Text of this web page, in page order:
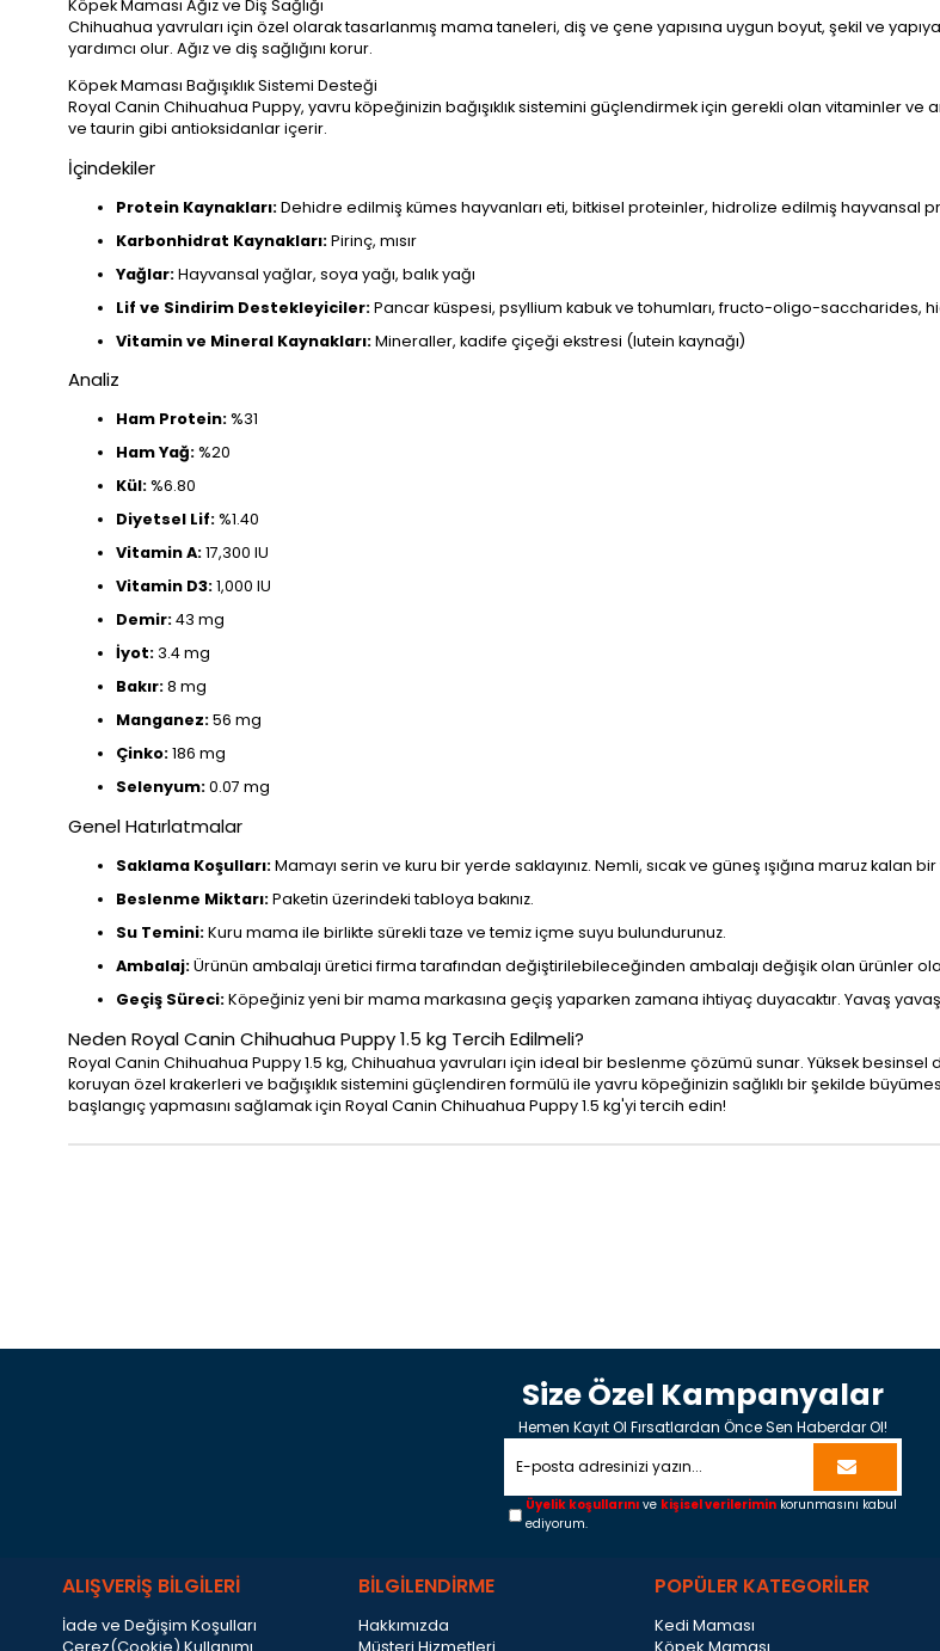
Köpek Maması Ağız ve Diş Sağlığı
Chihuahua yavruları için özel olarak tasarlanmış mama taneleri, diş ve çene yapısına uygun boyut, şekil ve
yardımcı olur. Ağız ve diş sağlığını korur.
Köpek Maması Bağışıklık Sistemi Desteği
Royal Canin Chihuahua Puppy, yavru köpeğinizin bağışıklık sistemini güçlendirmek için gerekli olan vitaminler
ve taurin gibi antioksidanlar içerir.
İçindekiler
Protein Kaynakları:Dehidre edilmiş kümes hayvanları eti, bitkisel proteinler, hidrolize edilmiş hayvansal
Karbonhidrat Kaynakları:Pirinç, mısır
Yağlar:Hayvansal yağlar, soya yağı, balık yağı
Lif ve Sindirim Destekleyiciler:Pancar küspesi, psyllium kabuk ve tohumları, fructo-oligo-saccharides,
Vitamin ve Mineral Kaynakları:Mineraller, kadife çiçeği ekstresi (lutein kaynağı)
Analiz
Ham Protein:%31
Ham Yağ:%20
Kül:%6.80
Diyetsel Lif:%1.40
Vitamin A:17,300 IU
Vitamin D3:1,000 IU
Demir:43 mg
İyot: 3.4 mg
Bakır:8 mg
Manganez:56 mg
Çinko:186 mg
Selenyum:0.07 mg
Genel Hatırlatmalar
Saklama Koşulları:Mamayı serin ve kuru bir yerde saklayınız. Nemli, sıcak ve güneş ışığına maruz kalan
Beslenme Miktarı:Paketin üzerindeki tabloya bakınız.
Su Temini:Kuru mama ile birlikte sürekli taze ve temiz içme suyu bulundurunuz.
Ambalaj:Ürünün ambalajı üretici firma tarafından değiştirilebileceğinden ambalajı değişik olan ürünler
Geçiş Süreci:Köpeğiniz yeni bir mama markasına geçiş yaparken zamana ihtiyaç duyacaktır. Yavaş
Neden Royal Canin Chihuahua Puppy 1.5 kg Tercih Edilmeli?
Royal Canin Chihuahua Puppy 1.5 kg, Chihuahua yavruları için ideal bir beslenme çözümü sunar. Yüksek
koruyan özel krakerleri ve bağışıklık sistemini güçlendiren formülü ile yavru köpeğinizin sağlıklı bir şekilde
başlangıç yapmasını sağlamak için Royal Canin Chihuahua Puppy 1.5 kg'yi tercih edin!
Size Özel Kampanyalar
Hemen Kayıt Ol Fırsatlardan Önce Sen Haberdar Ol!
Üyelik koşullarını ve kişisel verilerimin korunmasını kabul
ediyorum.
ALIŞVERİŞ BİLGİLERİ
İade ve Değişim Koşulları
BİLGİLENDİRME
Hakkımızda
POPÜLER KATEGORİLER
Kedi Maması